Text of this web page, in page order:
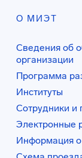
О МИЭТ
Сведения об
организации
Программа
Институты
Сотрудники и
Электронные
Информация о